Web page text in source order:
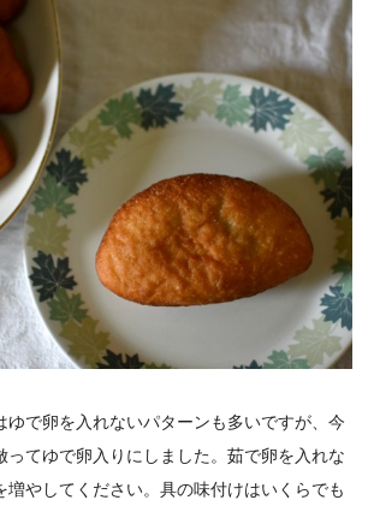
ゆで卵を入れないパターンも多いですが、今
ってゆで卵入りにしました。茹で卵を入れな
増やしてください。具の味付けはいくらでも